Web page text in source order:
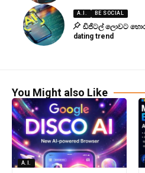
A.I. BE SOCIAL
ඩිජිටල් ලොවට
dating trend
You Might also Like
A.I.